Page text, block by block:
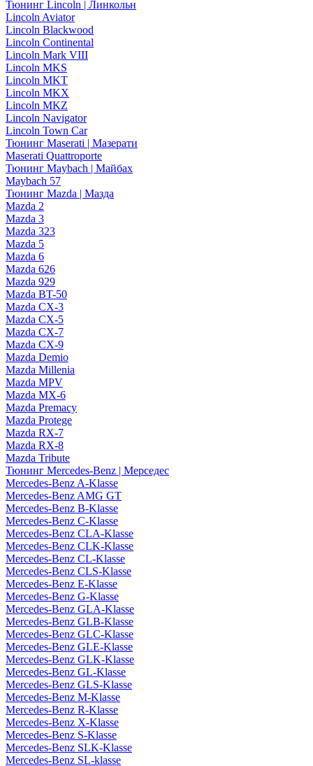
Тюнинг Lincoln | Линкольн
Lincoln Aviator
Lincoln Blackwood
Lincoln Continental
Lincoln Mark VIII
Lincoln MKS
Lincoln MKT
Lincoln MKX
Lincoln MKZ
Lincoln Navigator
Lincoln Town Car
Тюнинг Maserati | Мазерати
Maserati Quattroporte
Тюнинг Maybach | Майбах
Maybach 57
Тюнинг Mazda | Мазда
Mazda 2
Mazda 3
Mazda 323
Mazda 5
Mazda 6
Mazda 626
Mazda 929
Mazda BT-50
Mazda CX-3
Mazda CX-5
Mazda CX-7
Mazda CX-9
Mazda Demio
Mazda Millenia
Mazda MPV
Mazda MX-6
Mazda Premacy
Mazda Protege
Mazda RX-7
Mazda RX-8
Mazda Tribute
Тюнинг Mercedes-Benz | Мерседес
Mercedes-Benz A-Klasse
Mercedes-Benz AMG GT
Mercedes-Benz B-Klasse
Mercedes-Benz C-Klasse
Mercedes-Benz CLA-Klasse
Mercedes-Benz CLK-Klasse
Mercedes-Benz CL-Klasse
Mercedes-Benz CLS-Klasse
Mercedes-Benz E-Klasse
Mercedes-Benz G-Klasse
Mercedes-Benz GLA-Klasse
Mercedes-Benz GLB-Klasse
Mercedes-Benz GLC-Klasse
Mercedes-Benz GLE-Klasse
Mercedes-Benz GLK-Klasse
Mercedes-Benz GL-Klasse
Mercedes-Benz GLS-Klasse
Mercedes-Benz M-Klasse
Mercedes-Benz R-Klasse
Mercedes-Benz X-Klasse
Mercedes-Benz S-Klasse
Mercedes-Benz SLK-Klasse
Mercedes-Benz SL-klasse